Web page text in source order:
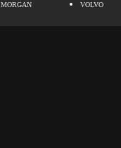
MORGAN
VOLVO